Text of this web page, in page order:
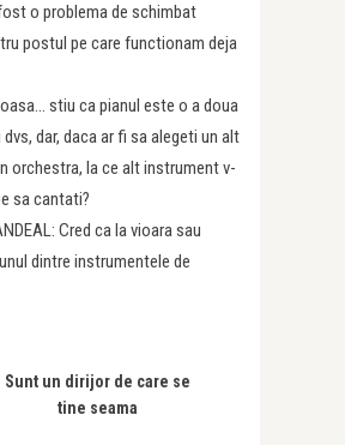
o problema de schimbat
postul pe care functionam deja
stiu ca pianul este o a doua
dar, daca ar fi sa alegeti un alt
orchestra, la ce alt instrument v-
sa cantati?
Cred ca la vioara sau
dintre instrumentele de
Sunt un dirijor de care se
tine seama